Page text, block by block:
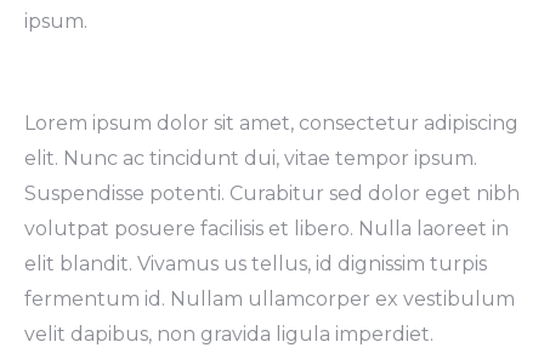
ipsum.
Lorem ipsum dolor sit amet, consectetur adipiscing
elit. Nunc ac tincidunt dui, vitae tempor ipsum.
Suspendisse potenti. Curabitur sed dolor eget nibh
volutpat posuere facilisis et libero. Nulla laoreet in
elit blandit. Vivamus us tellus, id dignissim turpis
fermentum id. Nullam ullamcorper ex vestibulum
velit dapibus, non gravida ligula imperdiet.